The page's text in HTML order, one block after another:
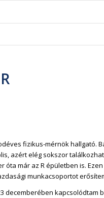
fizikus-mérnök hallgató.
azért elég sokszor
óta már az R épületben is. Ezen
munkacsoportot
decemberében kapcsolódtam